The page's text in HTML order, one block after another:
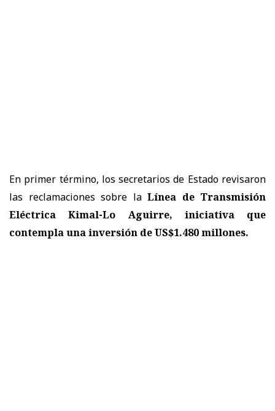
En primer término, los secretarios de Estado revisaron
las reclamaciones sobre la Línea de Transmisión
Eléctrica Kimal-Lo Aguirre, iniciativa que
contempla una inversión de US$1.480 millones.